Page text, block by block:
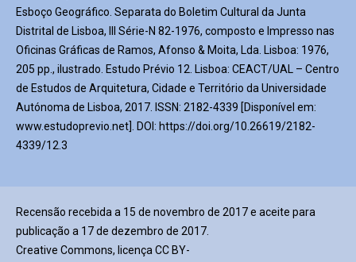
Esboço Geográfico. Separata do Boletim Cultural da Junta
Distrital de Lisboa, III Série-N 82-1976, composto e Impresso nas
Oficinas Gráficas de Ramos, Afonso & Moita, Lda. Lisboa: 1976,
205 pp., ilustrado. Estudo Prévio 12. Lisboa: CEACT/UAL – Centro
de Estudos de Arquitetura, Cidade e Território da Universidade
Autónoma de Lisboa, 2017. ISSN: 2182-4339 [Disponível em:
www.estudoprevio.net]. DOI: https://doi.org/10.26619/2182-
4339/12.3
Recensão recebida a 15 de novembro de 2017 e aceite para
publicação a 17 de dezembro de 2017.
Creative Commons, licença CC BY-